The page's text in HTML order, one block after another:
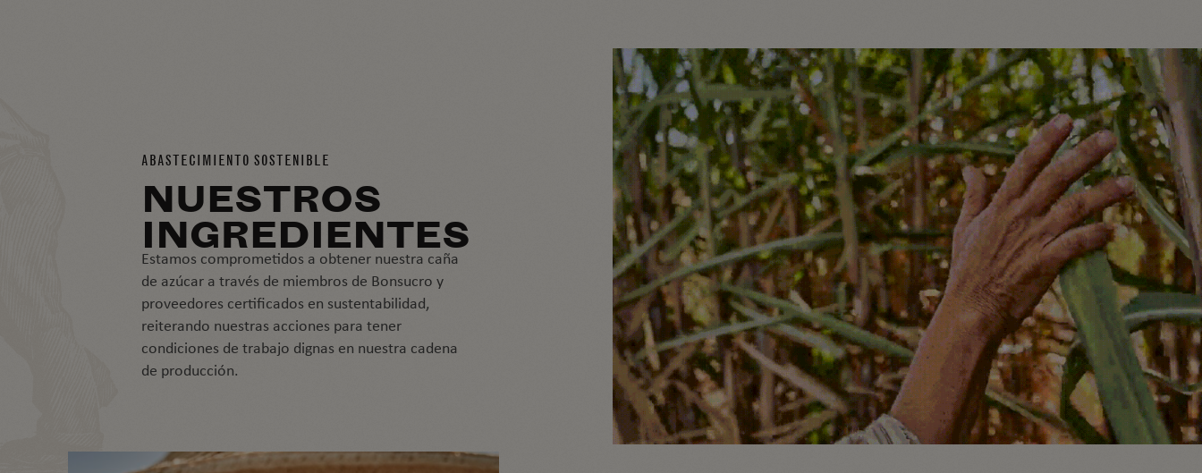
ABASTECIMIENTO SOSTENIBLE
NUESTROS
INGREDIENTES
Estamos comprometidos a obtener nuestra caña
de azúcar a través de miembros de Bonsucro y
proveedores certificados en sustentabilidad,
reiterando nuestras acciones para tener
condiciones de trabajo dignas en nuestra cadena
de producción.